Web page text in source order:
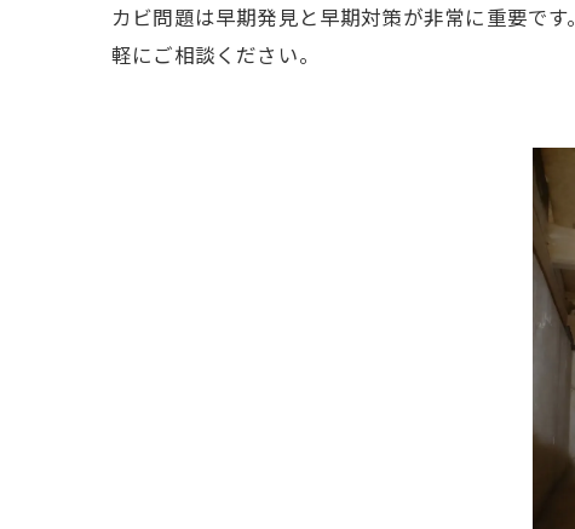
カビ問題は早期発見と早期対策が非常に重要で
軽にご相談ください。